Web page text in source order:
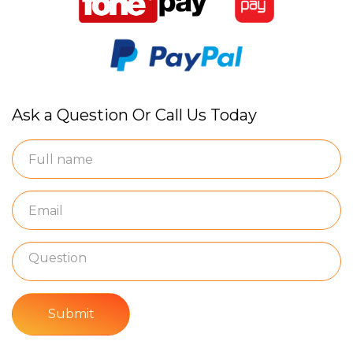
Ask a Question Or Call Us Today
Submit